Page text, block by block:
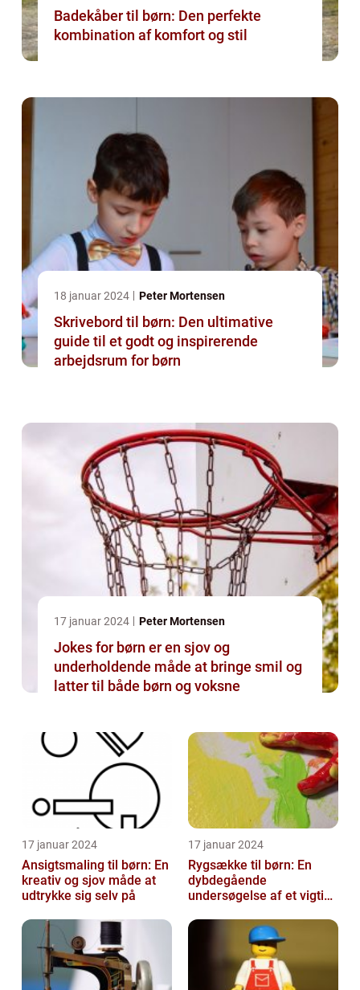
Badekåber til børn: Den perfekte
kombination af komfort og stil
18 januar 2024 Peter Mortensen
Skrivebord til børn: Den ultimative
guide til et godt og inspirerende
arbejdsrum for børn
17 januar 2024 Peter Mortensen
Jokes for børn er en sjov og
underholdende måde at bringe smil og
latter til både børn og voksne
17 januar 2024
Ansigtsmaling til børn: En
kreativ og sjov måde at
udtrykke sig selv på
17 januar 2024
Rygsække til børn: En
dybdegående
undersøgelse af et vigtigt